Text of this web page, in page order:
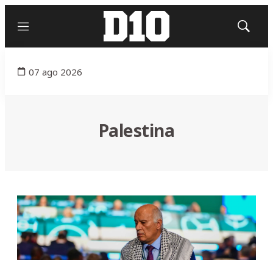
Menú
Mostrar
07 ago 2026
Palestina